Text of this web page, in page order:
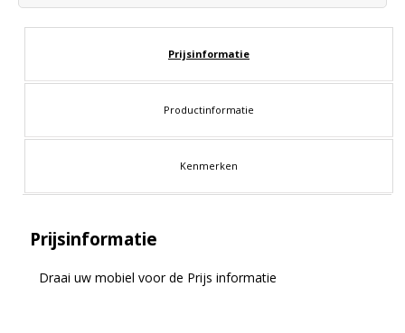
Prijsinformatie
Productinformatie
Kenmerken
Prijsinformatie
Draai uw mobiel voor de Prijs informatie